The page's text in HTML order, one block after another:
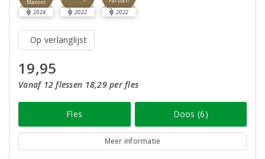
Maroni
2024 2022 2022
Op verlanglijst
19,95
Vanaf 12 flessen 18,29 per fles
Fles Doos (6)
Meer informatie